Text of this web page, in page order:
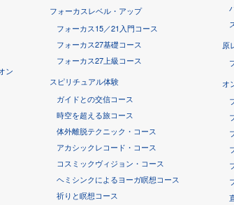
ン
フォーカスレベル・アップ
フォーカス15／21入門コース
フォーカス27基礎コース
フォーカス27上級コース
スピリチュアル体験
ガイドとの交信コース
時空を超える旅コース
体外離脱テクニック・コース
アカシックレコード・コース
コスミックヴィジョン・コース
ヘミシンクによるヨーガ瞑想コース
祈りと瞑想コース
原
オ